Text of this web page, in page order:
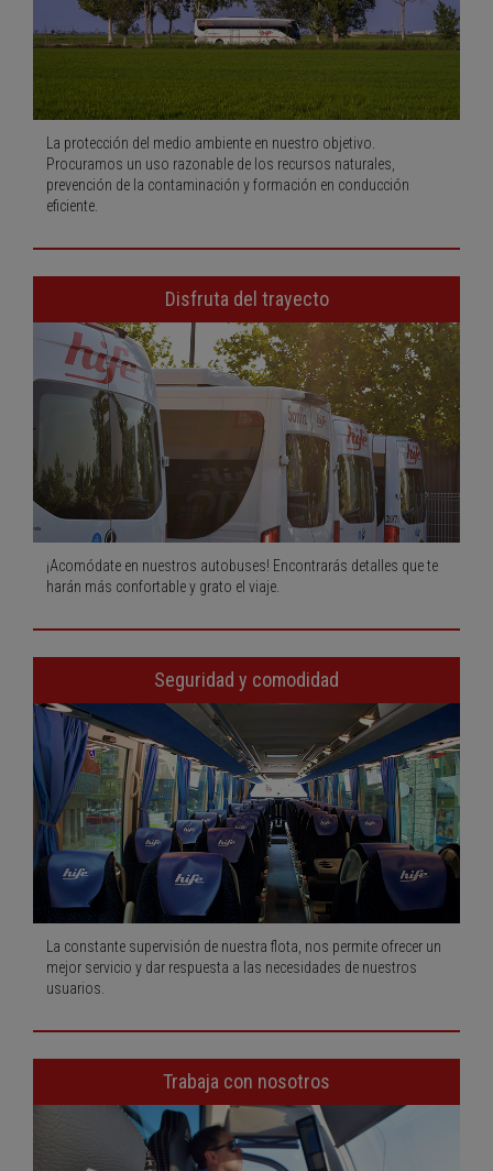
La protección del medio ambiente en nuestro objetivo.
Procuramos un uso razonable de los recursos naturales,
prevención de la contaminación y formación en conducción
eficiente.
Disfruta del trayecto
¡Acomódate en nuestros autobuses! Encontrarás detalles que te
harán más confortable y grato el viaje.
Seguridad y comodidad
La constante supervisión de nuestra flota, nos permite ofrecer un
mejor servicio y dar respuesta a las necesidades de nuestros
usuarios.
Trabaja con nosotros